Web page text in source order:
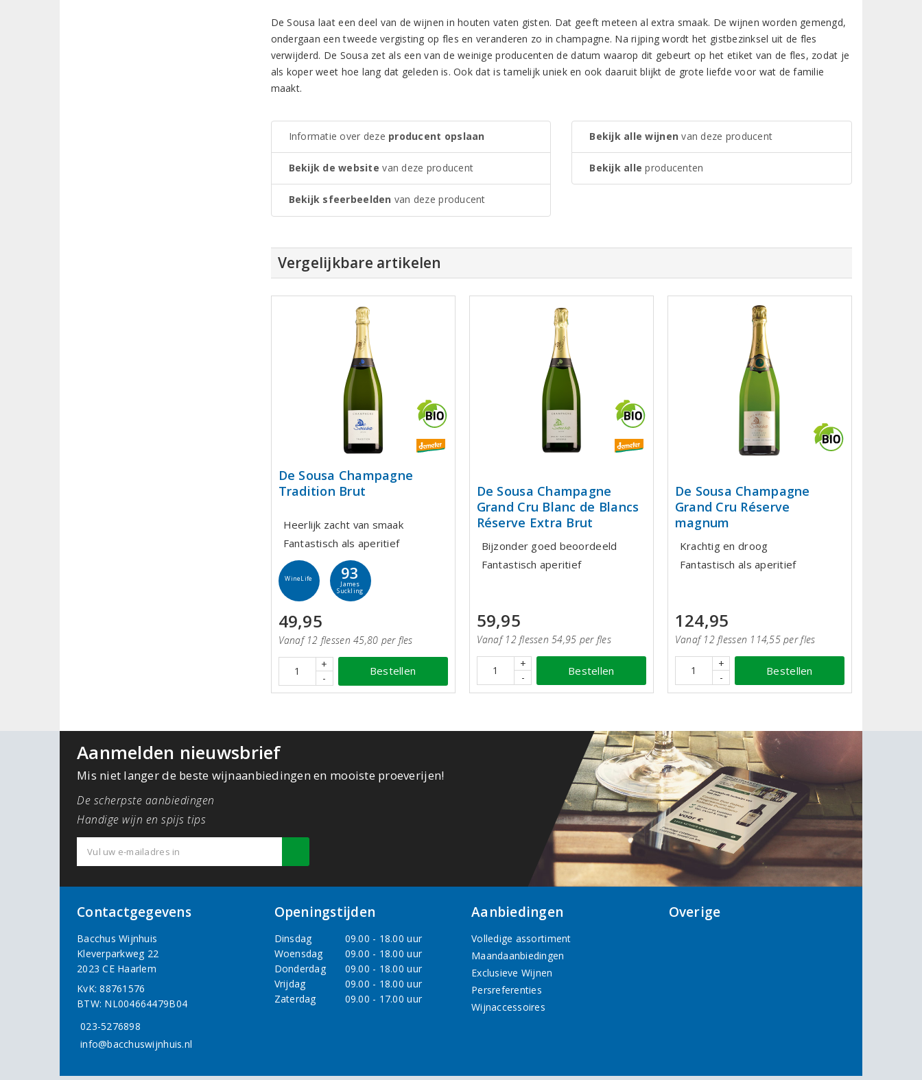
De Sousa laat een deel van de wijnen in houten vaten gisten. Dat geeft meteen al extra smaak. De wijnen worden gemengd,
ondergaan een tweede vergisting op fles en veranderen zo in champagne. Na rijping wordt het gistbezinksel uit de fles
verwijderd. De Sousa zet als een van de weinige producenten de datum waarop dit gebeurt op het etiket van de fles, zodat je
als koper weet hoe lang dat geleden is. Ook dat is tamelijk uniek en ook daaruit blijkt de grote liefde voor wat de familie
maakt.
Informatie over deze producent opslaan
Bekijk de website van deze producent
Bekijk sfeerbeelden van deze producent
Bekijk alle wijnen van deze producent
Bekijk alle producenten
Vergelijkbare artikelen
De Sousa Champagne
Tradition Brut
Heerlijk zacht van smaak
Fantastisch als aperitief
WineLife 93
James
Suckling
49,95
Vanaf 12 flessen 45,80 per fles
+
-
Bestellen
De Sousa Champagne
Grand Cru Blanc de Blancs
Réserve Extra Brut
Bijzonder goed beoordeeld
Fantastisch aperitief
59,95
Vanaf 12 flessen 54,95 per fles
+
-
Bestellen
De Sousa Champagne
Grand Cru Réserve
magnum
Krachtig en droog
Fantastisch als aperitief
124,95
Vanaf 12 flessen 114,55 per fles
+
-
Bestellen
Aanmelden nieuwsbrief
Mis niet langer de beste wijnaanbiedingen en mooiste proeverijen!
De scherpste aanbiedingen
Handige wijn en spijs tips
Contactgegevens
Bacchus Wijnhuis
Kleverparkweg 22
2023 CE Haarlem
KvK: 88761576
BTW: NL004664479B04
023-5276898
info@bacchuswijnhuis.nl
Openingstijden
Dinsdag
09.00 - 18.00 uur
Woensdag
09.00 - 18.00 uur
Donderdag
09.00 - 18.00 uur
Vrijdag
09.00 - 18.00 uur
Zaterdag
09.00 - 17.00 uur
Aanbiedingen
Volledige assortiment
Maandaanbiedingen
Exclusieve Wijnen
Persreferenties
Wijnaccessoires
Overige